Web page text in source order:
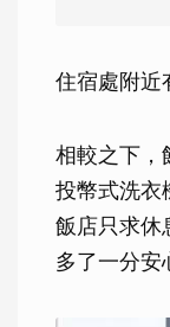
住宿處附近
相較之下，
投幣式洗衣
飯店只求休
多了一分安